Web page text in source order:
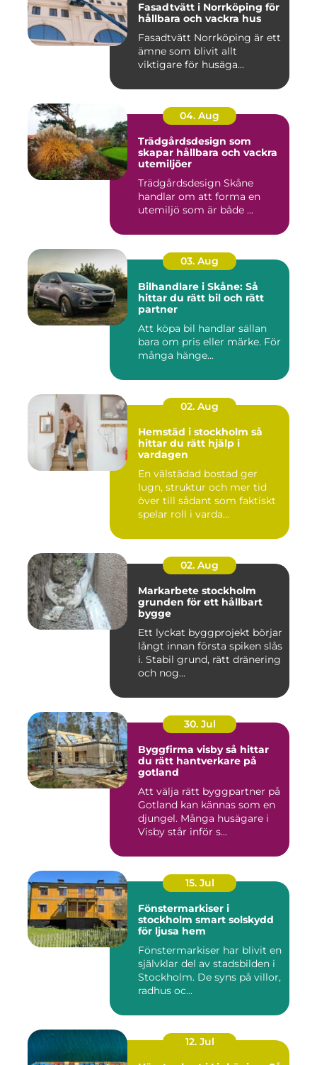
Fasadtvätt i Norrköping för
hållbara och vackra hus
Fasadtvätt Norrköping är ett
ämne som blivit allt
viktigare för husäga...
04. Aug
Trädgårdsdesign som
skapar hållbara och vackra
utemiljöer
Trädgårdsdesign Skåne
handlar om att forma en
utemiljö som är både ...
03. Aug
Bilhandlare i Skåne: Så
hittar du rätt bil och rätt
partner
Att köpa bil handlar sällan
bara om pris eller märke. För
många hänge...
02. Aug
Hemstäd i stockholm så
hittar du rätt hjälp i
vardagen
En välstädad bostad ger
lugn, struktur och mer tid
över till sådant som faktiskt
spelar roll i varda...
02. Aug
Markarbete stockholm
grunden för ett hållbart
bygge
Ett lyckat byggprojekt börjar
långt innan första spiken slås
i. Stabil grund, rätt dränering
och nog...
30. Jul
Byggfirma visby så hittar
du rätt hantverkare på
gotland
Att välja rätt byggpartner på
Gotland kan kännas som en
djungel. Många husägare i
Visby står inför s...
15. Jul
Fönstermarkiser i
stockholm smart solskydd
för ljusa hem
Fönstermarkiser har blivit en
självklar del av stadsbilden i
Stockholm. De syns på villor,
radhus oc...
12. Jul